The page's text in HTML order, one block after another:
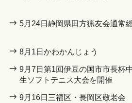
5月24日静岡県田方猟友会通常
8月1日かわかんじょう
9月7日第1回伊豆の国市市長杯
生ソフトテニス大会を開催
9月16日三福区・長岡区敬老会